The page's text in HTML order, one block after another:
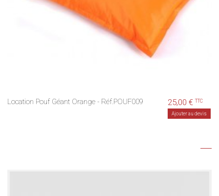
Location Pouf Géant Orange - Réf.POUF009 25,00 €TTC
Ajouter au devis